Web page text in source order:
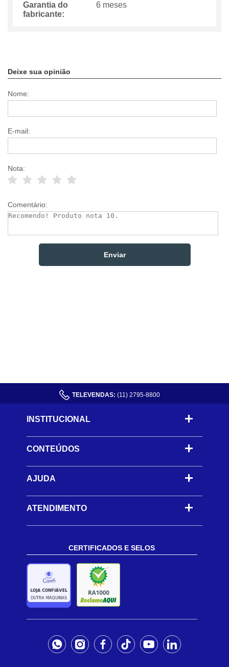
Garantia do
fabricante:
6 meses
Deixe sua opinião
Nome:
E-mail:
Nota:
Comentário:
TELEVENDAS: (11) 2795-8800
INSTITUCIONAL
CONTEÚDOS -
AJUDA -
ATENDIMENTO
CERTIFICADOS E SELOS